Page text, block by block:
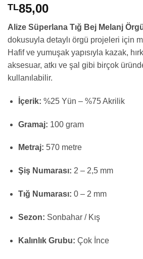
TL85,00
Alize Süperlana Tığ Bej Melanj
dokusuyla detaylı örgü projeleri için
Hafif ve yumuşak yapısıyla kazak,
aksesuar, atkı ve şal gibi birçok
kullanılabilir.
İçerik: %25 Yün – %75 Akrilik
Gramaj: 100 gram
Metraj: 570 metre
Şiş Numarası: 2 – 2,5 mm
Tığ Numarası: 0 – 2 mm
Sezon: Sonbahar / Kış
Kalınlık Grubu: Çok İnce